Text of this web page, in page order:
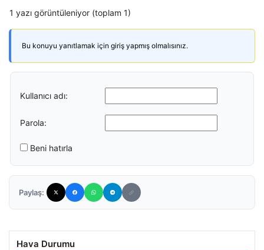
1 yazı görüntüleniyor (toplam 1)
Bu konuyu yanıtlamak için giriş yapmış olmalısınız.
Kullanıcı adı:
Parola:
Beni hatırla
Paylaş:
Hava Durumu